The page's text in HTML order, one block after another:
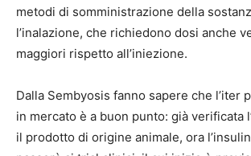
metodi di somministrazione della
l’inalazione, che richiedono dosi anche
maggiori rispetto all’iniezione.
Dalla Sembyosis fanno sapere che l’iter
in mercato è a buon punto: già verificata
il prodotto di origine animale, ora